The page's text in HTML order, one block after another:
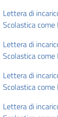
Lettera di
Scolastica come
Lettera di
Scolastica come
Lettera di
Scolastica come
Lettera di